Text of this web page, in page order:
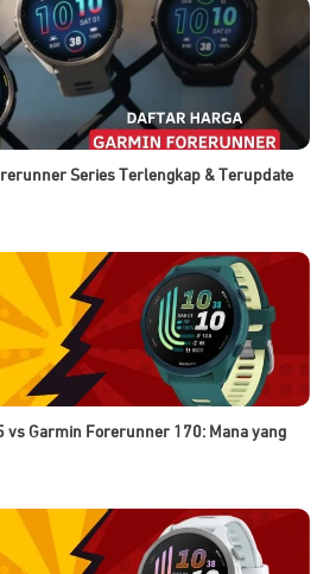
Series Terlengkap & Terupdate
Garmin Forerunner 170: Mana yang